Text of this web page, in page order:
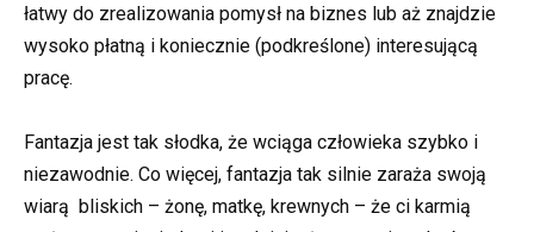
łatwy do zrealizowania pomysł na biznes lub aż znajdzie
wysoko płatną i koniecznie (podkreślone) interesującą
pracę.
Fantazja jest tak słodka, że wciąga człowieka szybko i
niezawodnie. Co więcej, fantazja tak silnie zaraża swoją
wiarą bliskich – żonę, matkę, krewnych – że ci karmią